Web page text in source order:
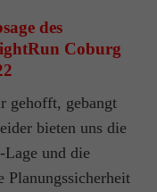
des
Coburg
gehofft, gebangt
bieten uns die
und die
Planungssicherheit